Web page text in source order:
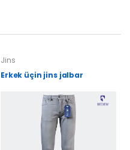
Jins
Erkek üçin jins jalbar